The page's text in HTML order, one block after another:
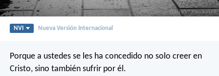
NVI Nueva Versión Internacional
Porque a ustedes se les ha concedido no solo creer en
Cristo, sino también sufrir por él.